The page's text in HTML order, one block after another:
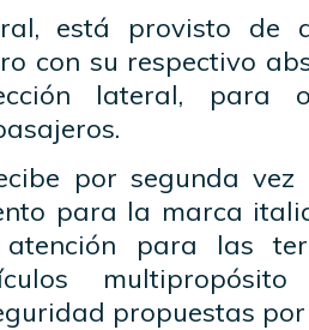
está provisto de
con su respectivo
lateral, para
por segunda
para la marca
para las
propuestas por